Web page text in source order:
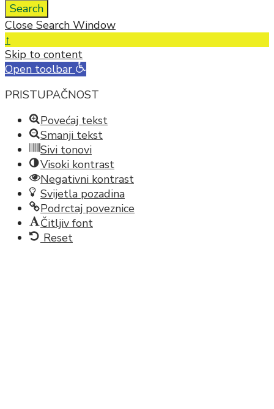
Search
Close Search Window
↑
Skip to content
Open toolbar
PRISTUPAČNOST
Povećaj tekst
Smanji tekst
Sivi tonovi
Visoki kontrast
Negativni kontrast
Svijetla pozadina
Podrctaj poveznice
Čitljiv font
Reset